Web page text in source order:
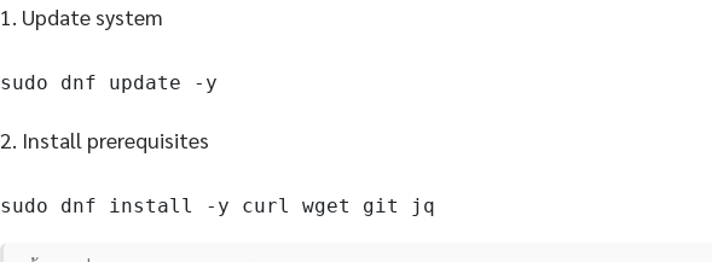
1. Update system
sudo dnf update -y
2. Install prerequisites
sudo dnf install -y curl wget git jq